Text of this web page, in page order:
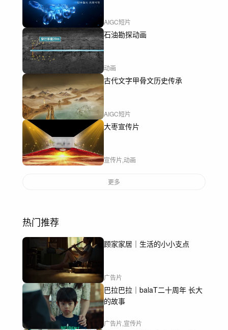
AIGC短片
石油勘探动画
动画
古代文字甲骨文历史传承
AIGC短片
大枣宣传片
宣传片,动画
更多
热门推荐
顾家家居｜生活的小小支点
广告片
巴拉巴拉｜balaT二十周年 长大
的故事
广告片,宣传片